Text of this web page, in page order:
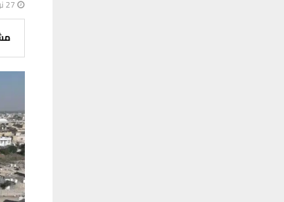
27 نوفمبر، 2025